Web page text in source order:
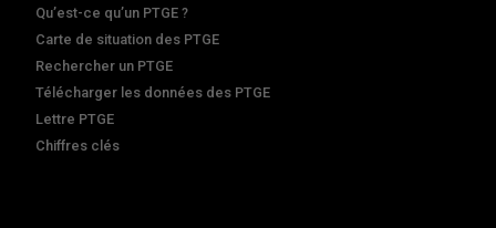
Qu’est-ce qu’un PTGE ?
Carte de situation des PTGE
Rechercher un PTGE
Télécharger les données des PTGE
Lettre PTGE
Chiffres clés